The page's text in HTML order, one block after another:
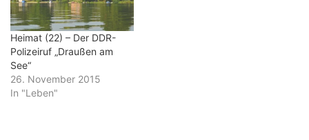
Das Licht strahlt in warmen
Farben am westlichen Ufer.
Die Bootshäuser, Villen und
Segelvereine strahlen…
Heimat (22) – Der DDR-
Polizeiruf „Draußen am
See“
26. November 2015
In "Leben"